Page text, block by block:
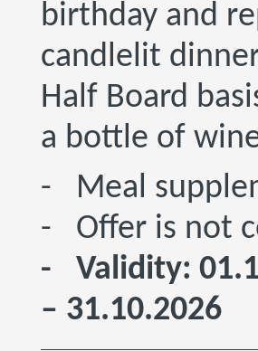
birthday and
candlelit
Half Board
a bottle of
- Meal
- Offer is not
- Validity:
– 31.10.2026